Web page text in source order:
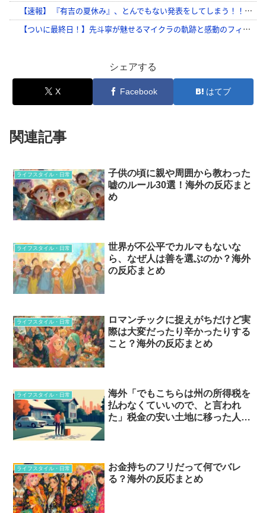
シェアする
X Facebook はてブ
関連記事
ライフスタイル・日常
子供の頃に親や周囲から教わった
嘘のルール30選！海外の反応まと
め
ライフスタイル・日常
世界が不公平でカルマもないな
ら、なぜ人は善を選ぶのか？海外
の反応まとめ
ライフスタイル・日常
ロマンチックに捉えがちだけど実
際は大変だったり辛かったりする
こと？海外の反応まとめ
ライフスタイル・日常
海外「でもこちらは州の所得税を
払わなくていいので、と言われ
た」税金の安い土地に移った人た
ライフスタイル・日常
お金持ちのフリだって何でバレ
る？海外の反応まとめ